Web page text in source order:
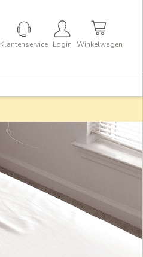
Klantenservice Login Winkelwagen